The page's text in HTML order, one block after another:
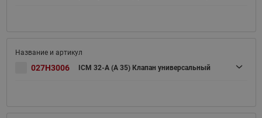
027H3006 ICM 32-A (A 35) Клапан универсальный